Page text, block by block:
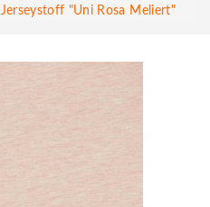
Jerseystoff "Uni Rosa Meliert"